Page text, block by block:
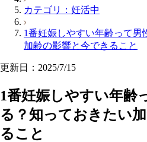
カテゴリ：妊活中
1番妊娠しやすい年齢って男
加齢の影響と今できること
更新日：2025/7/15
1番妊娠しやすい年齢
る？知っておきたい
ること